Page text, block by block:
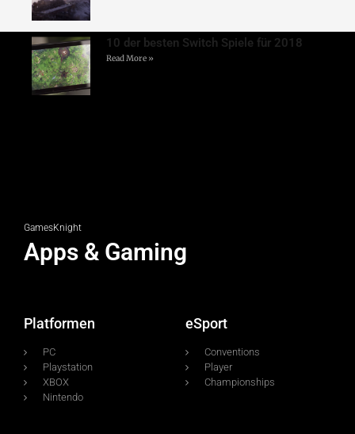
10 der besten Switch Spiele für 2018
Read More »
GamesKnight
Apps & Gaming
Platformen
PC
Playstation
XBOX
Nintendo
eSport
Conventions
Player
Championships